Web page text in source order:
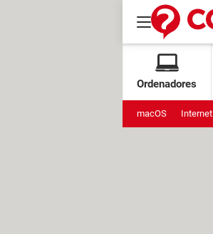
Ordenadores
macOS Internet